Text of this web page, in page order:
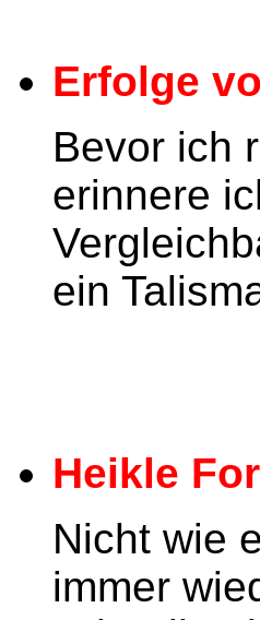
Erfolge
Bevor ich
erinnere
ein
Heikle
Nicht wie
immer